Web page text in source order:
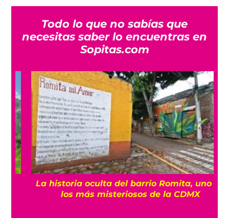
Todo lo que no sabías que
necesitas saber lo encuentras en
Sopitas.com
La historia oculta del barrio Romita, uno de
los más misteriosos de la CDMX